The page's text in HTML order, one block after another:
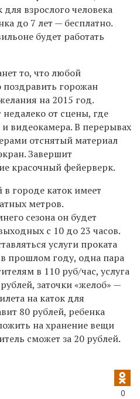
для взрослого человека
до 7 лет — бесплатно.
будет работать
то, что любой
горожан
на 2015 год.
от сцены, где
видеокамера. В перерывах
отснятый материал
Завершит
красочный фейерверк.
городе каток имеет
метров.
сезона он будет
с 10 до 23 часов.
услуги проката
прошлом году, одна пара
в 110 руб/час, услуга
заточки «желоб» —
на каток для
80 рублей, ребенка
на хранение вещи
сможет за 20 рублей.
0